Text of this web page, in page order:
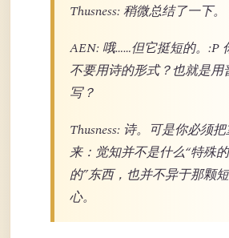
Thusness: 稍微总结了一下。
AEN: 哦……但它挺短的。:P
不要用诗的形式？也就是用
写？
Thusness: 诗。可是你必须
来：觉知并不是什么“特殊
的”东西，也并不异于那颗
心。